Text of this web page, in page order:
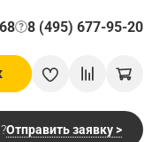
8 (495) 677-95-20
?
Отправить заявку >